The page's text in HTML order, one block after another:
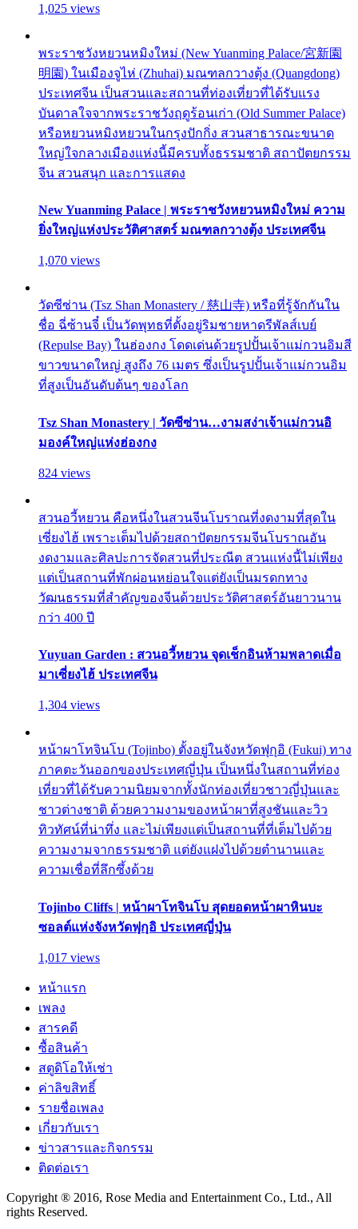
1,025 views
พระราชวังหยวนหมิงใหม่ (New Yuanming Palace/宮新園
明園) ในเมืองจูไห่ (Zhuhai) มณฑลกวางตุ้ง (Quangdong)
ประเทศจีน เป็นสวนและสถานที่ท่องเที่ยวที่ได้รับแรง
บันดาลใจจากพระราชวังฤดูร้อนเก่า (Old Summer Palace)
หรือหยวนหมิงหยวนในกรุงปักกิ่ง สวนสาธารณะขนาด
ใหญ่ใจกลางเมืองแห่งนี้มีครบทั้งธรรมชาติ สถาปัตยกรรม
จีน สวนสนุก และการแสดง
New Yuanming Palace | พระราชวังหยวนหมิงใหม่ ความ
ยิ่งใหญ่แห่งประวัติศาสตร์ มณฑลกวางตุ้ง ประเทศจีน
1,070 views
วัดซีซ่าน (Tsz Shan Monastery / 慈山寺) หรือที่รู้จักกันใน
ชื่อ ฉี่ซ้านจี๋ เป็นวัดพุทธที่ตั้งอยู่ริมชายหาดรีพัลส์เบย์
(Repulse Bay) ในฮ่องกง โดดเด่นด้วยรูปปั้นเจ้าแม่กวนอิมสี
ขาวขนาดใหญ่ สูงถึง 76 เมตร ซึ่งเป็นรูปปั้นเจ้าแม่กวนอิม
ที่สูงเป็นอันดับต้นๆ ของโลก
Tsz Shan Monastery | วัดซีซ่าน…งามสง่าเจ้าแม่กวนอิ
มองค์ใหญ่แห่งฮ่องกง
824 views
สวนอวี้หยวน คือหนึ่งในสวนจีนโบราณที่งดงามที่สุดใน
เซี่ยงไฮ้ เพราะเต็มไปด้วยสถาปัตยกรรมจีนโบราณอัน
งดงามและศิลปะการจัดสวนที่ประณีต สวนแห่งนี้ไม่เพียง
แต่เป็นสถานที่พักผ่อนหย่อนใจแต่ยังเป็นมรดกทาง
วัฒนธรรมที่สำคัญของจีนด้วยประวัติศาสตร์อันยาวนาน
กว่า 400 ปี
Yuyuan Garden : สวนอวี้หยวน จุดเช็กอินห้ามพลาดเมื่อ
มาเซี่ยงไฮ้ ประเทศจีน
1,304 views
หน้าผาโทจินโบ (Tojinbo) ตั้งอยู่ในจังหวัดฟุกุอิ (Fukui) ทาง
ภาคตะวันออกของประเทศญี่ปุ่น เป็นหนึ่งในสถานที่ท่อง
เที่ยวที่ได้รับความนิยมจากทั้งนักท่องเที่ยวชาวญี่ปุ่นและ
ชาวต่างชาติ ด้วยความงามของหน้าผาที่สูงชันและวิว
ทิวทัศน์ที่น่าทึ่ง และไม่เพียงแต่เป็นสถานที่ที่เต็มไปด้วย
ความงามจากธรรมชาติ แต่ยังแฝงไปด้วยตำนานและ
ความเชื่อที่ลึกซึ้งด้วย
Tojinbo Cliffs | หน้าผาโทจินโบ สุดยอดหน้าผาหินบะ
ซอลต์แห่งจังหวัดฟุกุอิ ประเทศญี่ปุ่น
1,017 views
หน้าแรก
เพลง
สารคดี
ซื้อสินค้า
สตูดิโอให้เช่า
ค่าลิขสิทธิ์
รายชื่อเพลง
เกี่ยวกับเรา
ข่าวสารและกิจกรรม
ติดต่อเรา
Copyright ® 2016, Rose Media and Entertainment Co., Ltd., All
rights Reserved.